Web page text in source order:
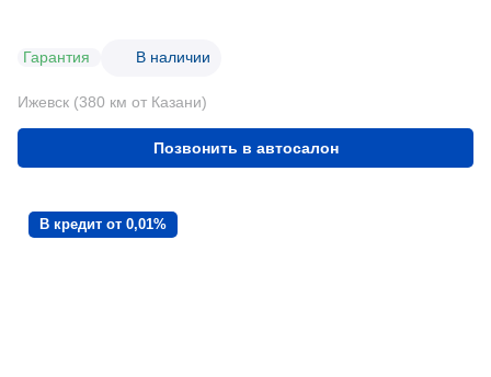
Гарантия В наличии
Ижевск (380 км от Казани)
Позвонить в автосалон
В кредит от 0,01%